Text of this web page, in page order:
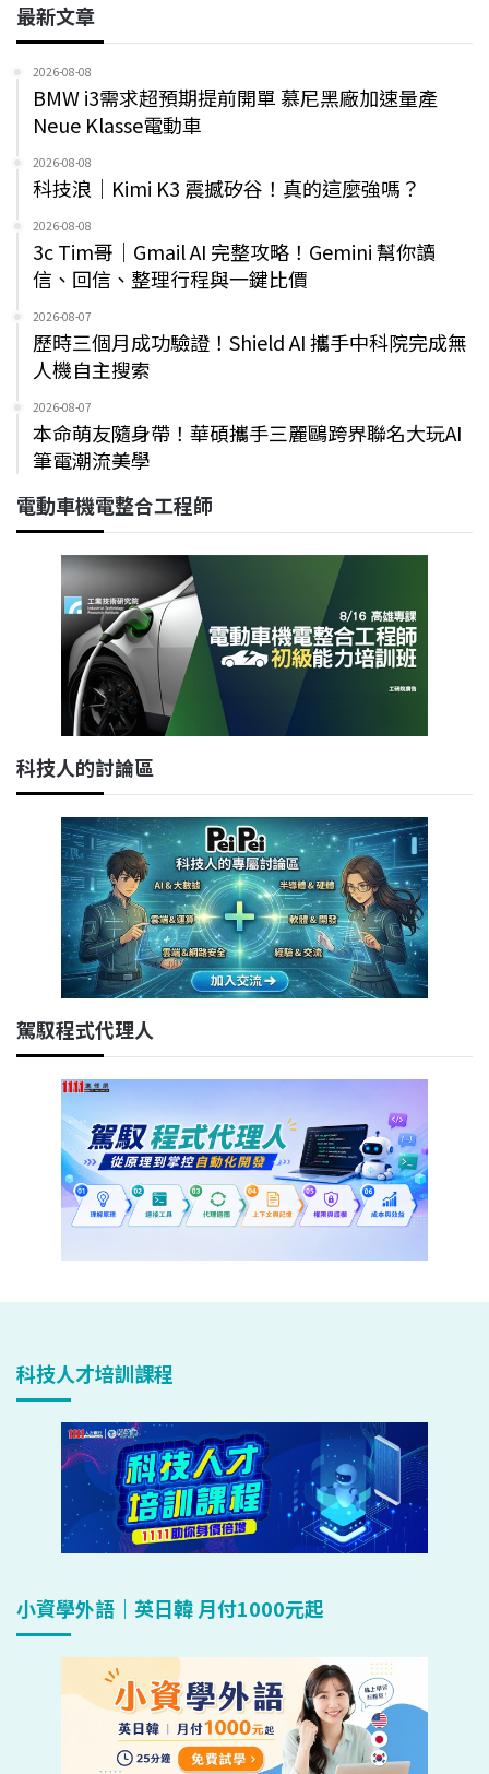
最新文章
2026-08-08
BMW i3需求超預期提前開單 慕尼黑廠加速量產
Neue Klasse電動車
2026-08-08
科技浪｜Kimi K3 震撼矽谷！真的這麼強嗎？
2026-08-08
3c Tim哥｜Gmail AI 完整攻略！Gemini 幫你讀
信、回信、整理行程與一鍵比價
2026-08-07
歷時三個月成功驗證！Shield AI 攜手中科院完成無
人機自主搜索
2026-08-07
本命萌友隨身帶！華碩攜手三麗鷗跨界聯名大玩AI
筆電潮流美學
電動車機電整合工程師
科技人的討論區
駕馭程式代理人
科技人才培訓課程
小資學外語｜英日韓 月付1000元起